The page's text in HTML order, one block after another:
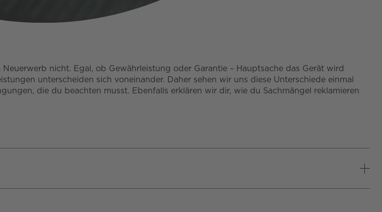
nicht. Egal, ob Gewährleistung oder Garantie – Hauptsache das Gerät wird
unterscheiden sich voneinander. Daher sehen wir uns diese Unterschiede einmal
die du beachten musst. Ebenfalls erklären wir dir, wie du Sachmängel reklamieren